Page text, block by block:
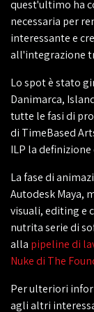
quest'ultimo ha
necessaria per
interessante e
all'integrazione
Lo spot è stato
Danimarca,
tutte le fasi di
di TimeBased
ILP la
La fase di
Autodesk Maya,
visuali, editing e
nutrita serie di
alla pipeline di
Nuke di The
Per ulteriori
agli altri